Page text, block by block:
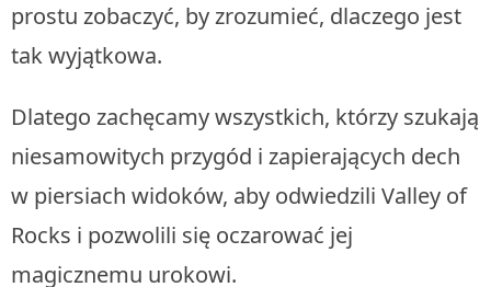
prostu zobaczyć, by zrozumieć, dlaczego jest
tak wyjątkowa.
Dlatego zachęcamy wszystkich, którzy szukają
niesamowitych przygód i zapierających dech
w piersiach widoków, aby odwiedzili Valley of
Rocks i pozwolili się oczarować jej
magicznemu urokowi.